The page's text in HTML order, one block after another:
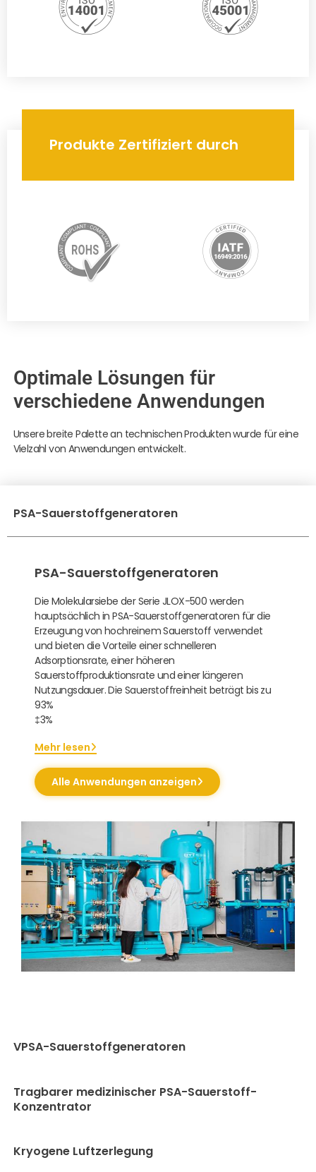
Produkte Zertifiziert durch
Optimale Lösungen für
verschiedene Anwendungen
Unsere breite Palette an technischen Produkten wurde für eine
Vielzahl von Anwendungen entwickelt.
PSA-Sauerstoffgeneratoren
PSA-Sauerstoffgeneratoren
Die Molekularsiebe der Serie JLOX-500 werden
hauptsächlich in PSA-Sauerstoffgeneratoren für die
Erzeugung von hochreinem Sauerstoff verwendet
und bieten die Vorteile einer schnelleren
Adsorptionsrate, einer höheren
Sauerstoffproduktionsrate und einer längeren
Nutzungsdauer. Die Sauerstoffreinheit beträgt bis zu
93%
‡3%
Mehr lesen
Alle Anwendungen anzeigen
VPSA-Sauerstoffgeneratoren
Tragbarer medizinischer PSA-Sauerstoff-
Konzentrator
Kryogene Luftzerlegung